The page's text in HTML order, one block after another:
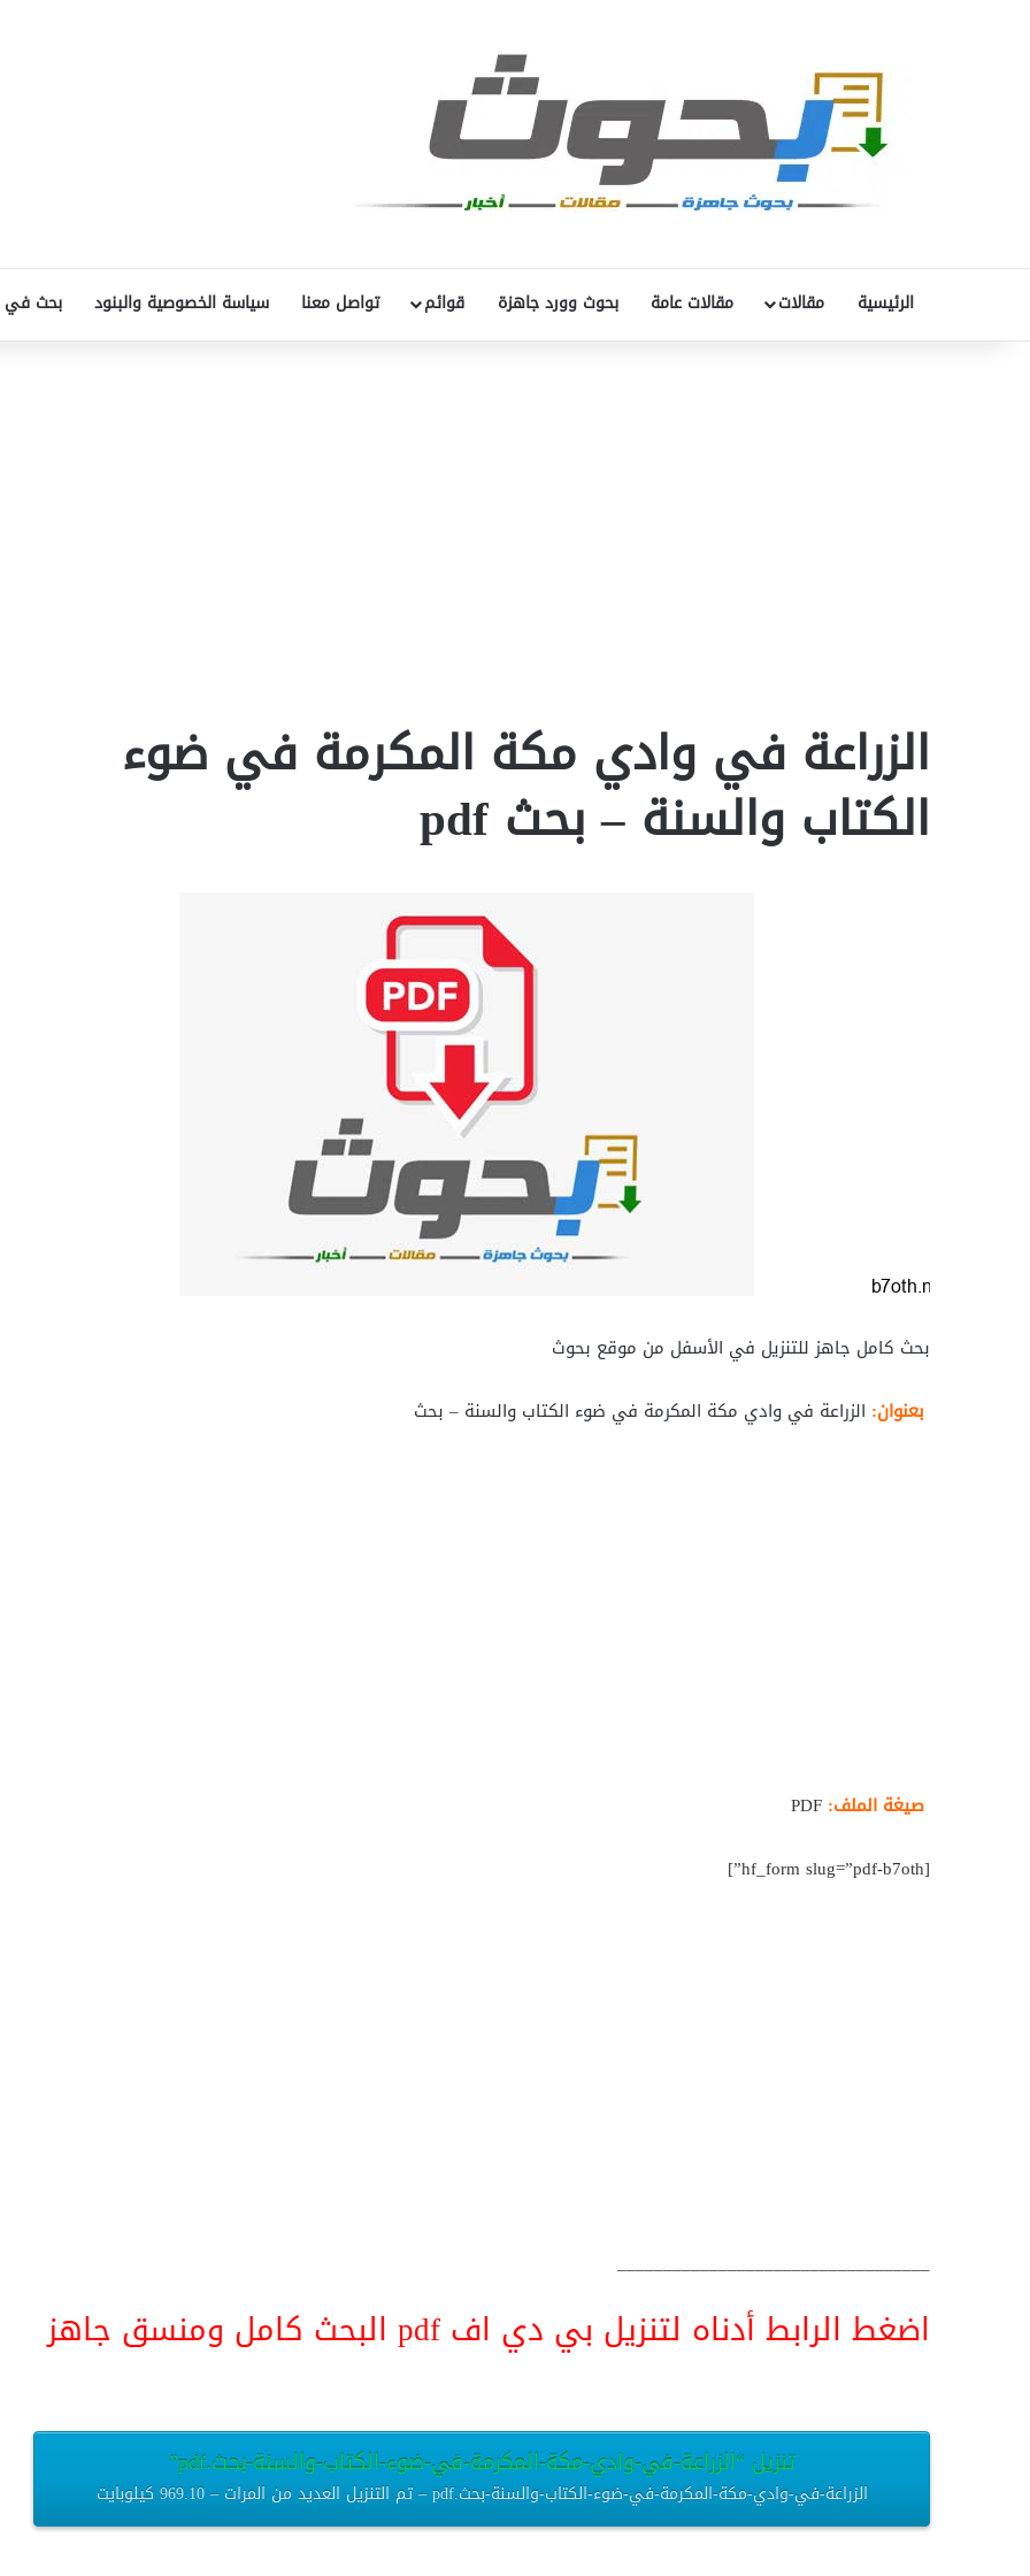
الرئيسية مقالات مقالات عامة بحوث وورد جاهزة قوائم تواصل معنا سياسة الخصوصية والبنود بحث في
الزراعة في وادي مكة المكرمة في ضوء
الكتاب والسنة – بحث pdf
بحث كامل جاهز للتنزيل في الأسفل من موقع بحوث
بعنوان: الزراعة في وادي مكة المكرمة في ضوء الكتاب والسنة – بحث
صيغة الملف:
[hf_form slug=”pdf-b7oth”]
__________________________________
اضغط الرابط أدناه لتنزيل بي دي اف pdf البحث كامل ومنسق جاهز
تنزيل “الزراعة-في-وادي-مكة-المكرمة-في-ضوء-الكتاب-والسنة-بحث.pdf”
الزراعة-في-وادي-مكة-المكرمة-في-ضوء-الكتاب-والسنة-بحث.pdf – تم التنزيل العديد من المرات – 969.10 كيلوبايت